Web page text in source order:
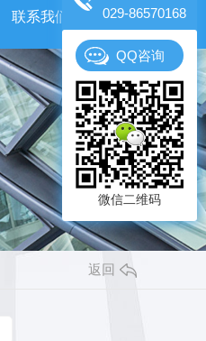
公司人事招聘
陕西膜结构车棚常用的材料有哪些？玉龙景观膜结构公司小编为大家分享一下！
相比传统构造陕西膜结构的优点主要表现在哪儿？有哪些可以学习的知识！
冬季膜结构车棚使用注意事项有哪些了？感兴趣的小伙伴赶快收藏吧！
联系我们
返回
029-86570168
QQ咨询
微信二维码